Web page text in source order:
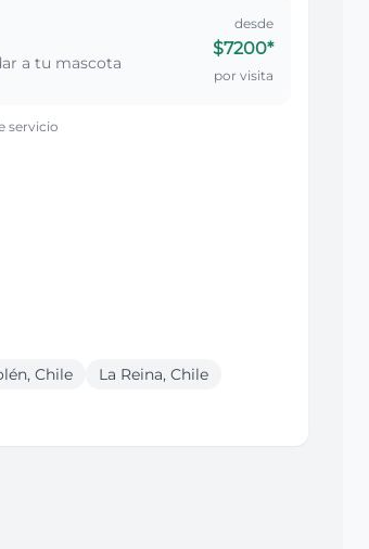
a tu mascota
desde
$7200*
por visita
servicio
Chile
La Reina, Chile